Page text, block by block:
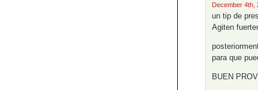
December 4th,
un tip de
Agiten
para que
BUEN